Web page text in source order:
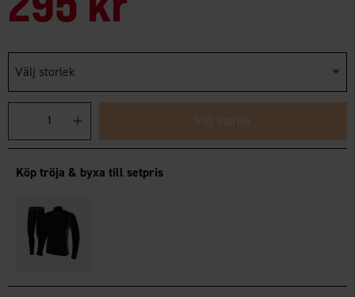
Välj storlek
Välj storlek
Köp tröja & byxa till setpris